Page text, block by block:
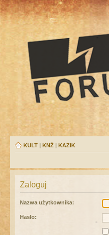
KULT | KNŻ | KAZIK
Zaloguj
Nazwa użytkownika:
Hasło: